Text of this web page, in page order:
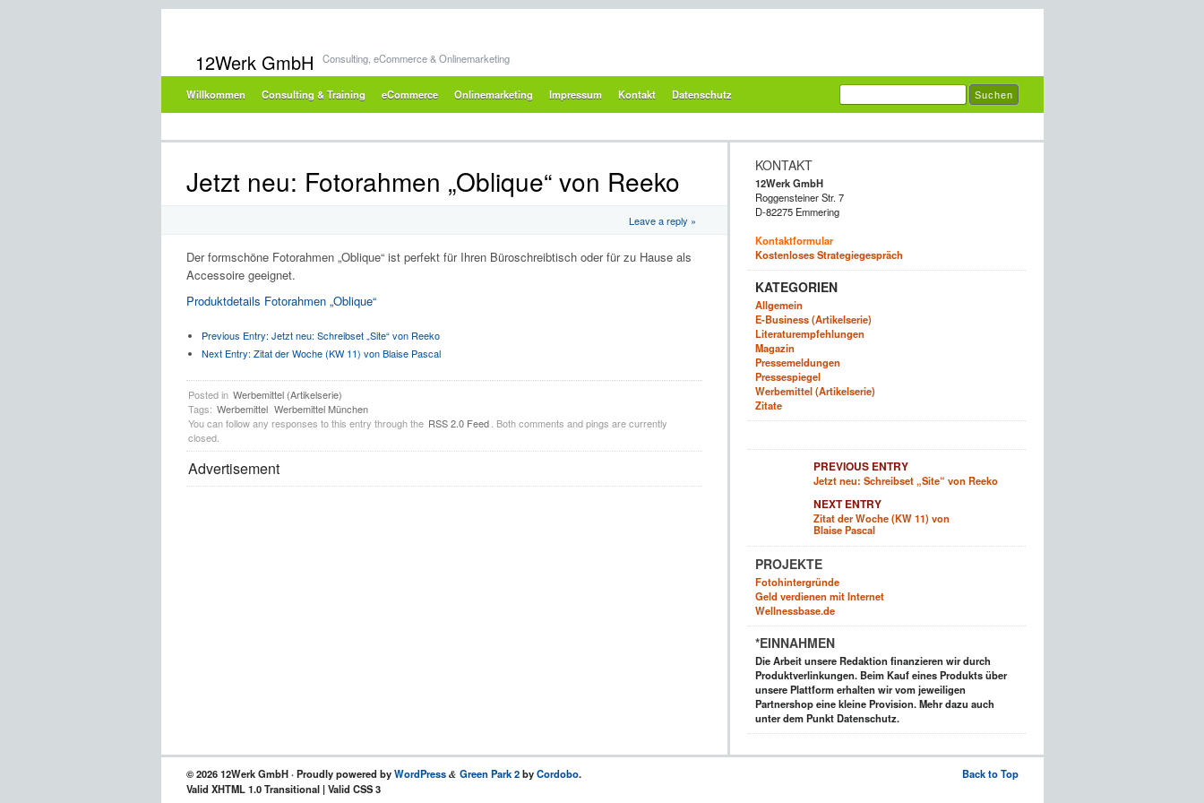
12Werk GmbH Consulting, eCommerce & Onlinemarketing
Willkommen Consulting & Training eCommerce Onlinemarketing Impressum Kontakt Datenschutz
Jetzt neu: Fotorahmen „Oblique“ von Reeko
Leave a reply »
Der formschöne Fotorahmen „Oblique“ ist perfekt für Ihren Büroschreibtisch oder für zu Hause als
Accessoire geeignet.
Produktdetails Fotorahmen „Oblique“
Previous Entry: Jetzt neu: Schreibset „Site“ von Reeko
Next Entry: Zitat der Woche (KW 11) von Blaise Pascal
Posted in Werbemittel (Artikelserie)
Tags: Werbemittel Werbemittel München
You can follow any responses to this entry through the RSS 2.0 Feed . Both comments and pings are currently
closed.
Advertisement
KONTAKT
12Werk GmbH
Roggensteiner Str. 7
D-82275 Emmering
Kontaktformular
Kostenloses Strategiegespräch
KATEGORIEN
Allgemein
E-Business (Artikelserie)
Literaturempfehlungen
Magazin
Pressemeldungen
Pressespiegel
Werbemittel (Artikelserie)
Zitate
PREVIOUS ENTRY
Jetzt neu: Schreibset „Site“ von Reeko
NEXT ENTRY
Zitat der Woche (KW 11) von
Blaise Pascal
PROJEKTE
Fotohintergründe
Geld verdienen mit Internet
Wellnessbase.de
*EINNAHMEN
Die Arbeit unsere Redaktion finanzieren wir durch
Produktverlinkungen. Beim Kauf eines Produkts über
unsere Plattform erhalten wir vom jeweiligen
Partnershop eine kleine Provision. Mehr dazu auch
unter dem Punkt Datenschutz.
Back to Top
© 2026 12Werk GmbH · Proudly powered byWordPress & Green Park 2byCordobo.
Valid XHTML 1.0 Transitional | Valid CSS 3